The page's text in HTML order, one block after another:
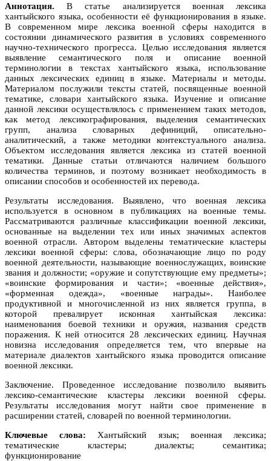
Аннотация. В статье анализируется военная лексика
хантыйского языка, особенности её функционирования в языке.
В современном мире лексика военной сферы находится в
состоянии динамического развития в условиях современного
научно-технического прогресса. Целью исследования является
выявление семантического поля и описание военной
терминологии в текстах хантыйского языка, использование
данных лексических единиц в языке. Материалы и методы.
Материалом послужили тексты статей, посвященные военной
тематике, словари хантыйского языка. Изучение и описание
данной лексики осуществлялось с применением таких методов,
как метод лексикографирования, выделения семантических
групп, анализа словарных дефиниций, описательно-
аналитический, а также методики контекстуального анализа.
Объектом исследования является лексика из статей военной
тематики. Данные статьи отличаются наличием большого
количества терминов, и поэтому возникает необходимость в
описании способов и особенностей их перевода.
Результаты исследования. Выявлено, что военная лексика
используется в основном в публикациях на военные темы.
Рассматриваются различные классификации военной лексики,
основанные на выделении тех или иных значимых аспектов
военной отрасли. Автором выделены тематические кластеры
лексики военной сферы: слова, обозначающие лицо по роду
военной деятельности, называющие военнослужащих, воинские
звания и должности; «оружие и сопутствующие ему предметы»;
«воинские формирования и части»; «военные действия»,
«форменная одежда», «военные награды». Наиболее
продуктивной и многочисленной из них является группа, в
которой превалирует исконная хантыйская лексика:
наименования боевой техники и оружия, названия средств
поражения. К ней относится 28 лексических единиц. Научная
новизна исследования определяется тем, что впервые на
материале диалектов хантыйского языка проводится описание
военной лексики.
Заключение. Проведенное исследование позволило выявить
лексико-семантические кластеры лексики военной сферы.
Результаты исследования могут найти свое применение в
расширении статей, словарей по военной терминологии.
Ключевые слова: Хантыйский язык; военная лексика;
тематические кластеры; диалекты; семантика;
функционирование